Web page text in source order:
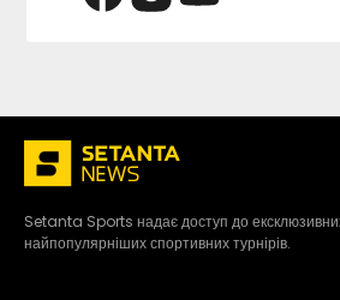
Setanta Sports надає доступ до
найпопулярніших спортивних турнірів.